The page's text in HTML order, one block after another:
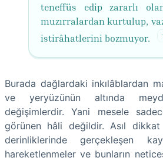
teneffüs edip zararlı
muzırralardan kurtulup,
istirâhatlerini bozmuyor.
Burada dağlardaki inkılâblardan
ve yeryüzünün altında
değişimlerdir. Yani mesele
görünen hâli değildir. Asıl
derinliklerinde gerçekleşen
hareketlenmeler ve bunların